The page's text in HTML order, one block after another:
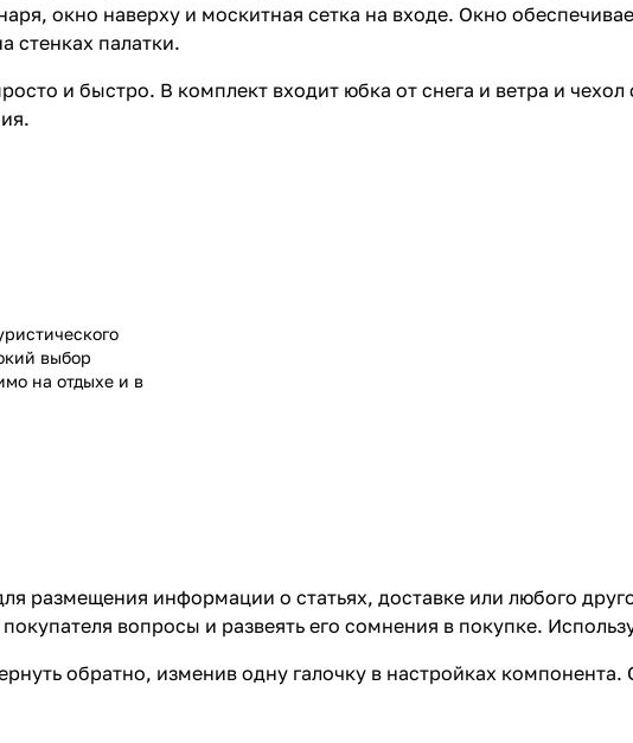
окно наверху и москитная сетка на входе. Окно
стенках палатки.
и быстро. В комплект входит юбка от снега и ветра и
выбор
на отдыхе и в
размещения информации о статьях, доставке или любого
вопросы и развеять его сомнения в покупке.
обратно, изменив одну галочку в настройках компонента.